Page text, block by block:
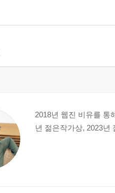
2018년 웹진 비유를 통
년 젊은작가상, 2023년